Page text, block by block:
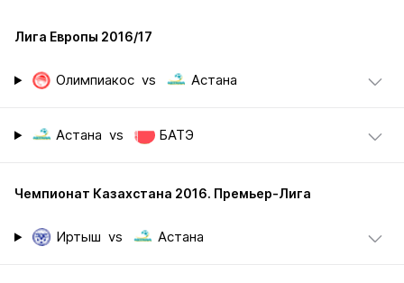
Лига Европы 2016/17
Олимпиакос vs Астана
Астана vs БАТЭ
Чемпионат Казахстана 2016. Премьер-Лига
Иртыш vs Астана